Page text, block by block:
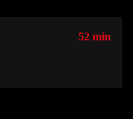
52 min